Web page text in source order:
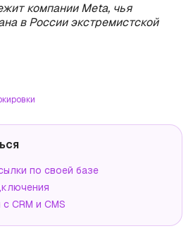
компании Meta, чья
в России экстремистской
по своей базе
CRM и CMS